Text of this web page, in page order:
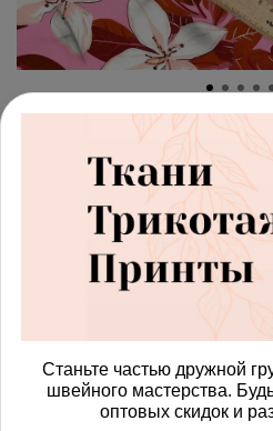
(0)
Ткань премиум
чарующая
Получить доступ к оптовым
587.00 руб
В корзину
Изменить
Станьте частью дружной
швейного мастерства.
оптовых скидок и